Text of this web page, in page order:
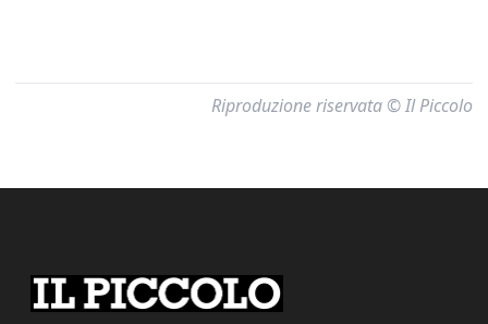
Riproduzione riservata © Il Piccolo